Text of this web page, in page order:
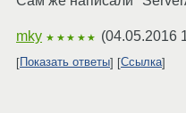
mky ★★★★★ (04.05.2016
Показать ответы Ссылка